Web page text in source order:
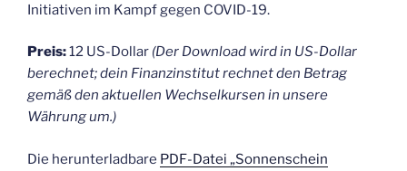
Initiativen im Kampf gegen COVID-19.
Preis:12 US-Dollar (Der Download wird in US-Dollar
berechnet; dein Finanzinstitut rechnet den Betrag
gemäß den aktuellen Wechselkursen in unsere
Währung um.)
Die herunterladbare PDF-Datei „Sonnenschein